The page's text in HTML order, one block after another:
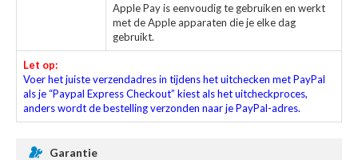
Apple Pay is eenvoudig te gebruiken en werkt
met de Apple apparaten die je elke dag
gebruikt.
Let op:
Voer het juiste verzendadres in tijdens het uitchecken met PayPal
als je “Paypal Express Checkout” kiest als het uitcheckproces,
anders wordt de bestelling verzonden naar je PayPal-adres.
Garantie